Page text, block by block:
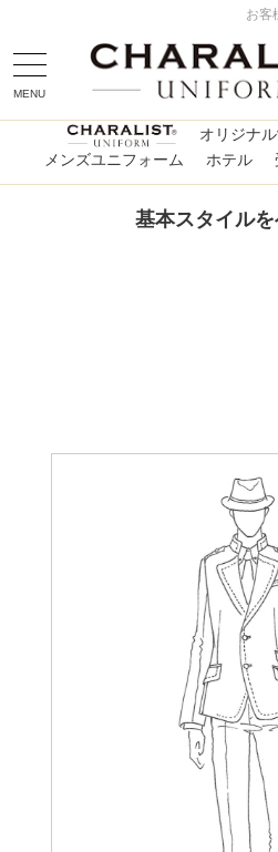
お客
MENU
オリジナ
メンズユニフォーム
ホテル
基本スタイル